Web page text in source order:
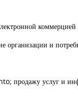
организации и
продажу услуг и